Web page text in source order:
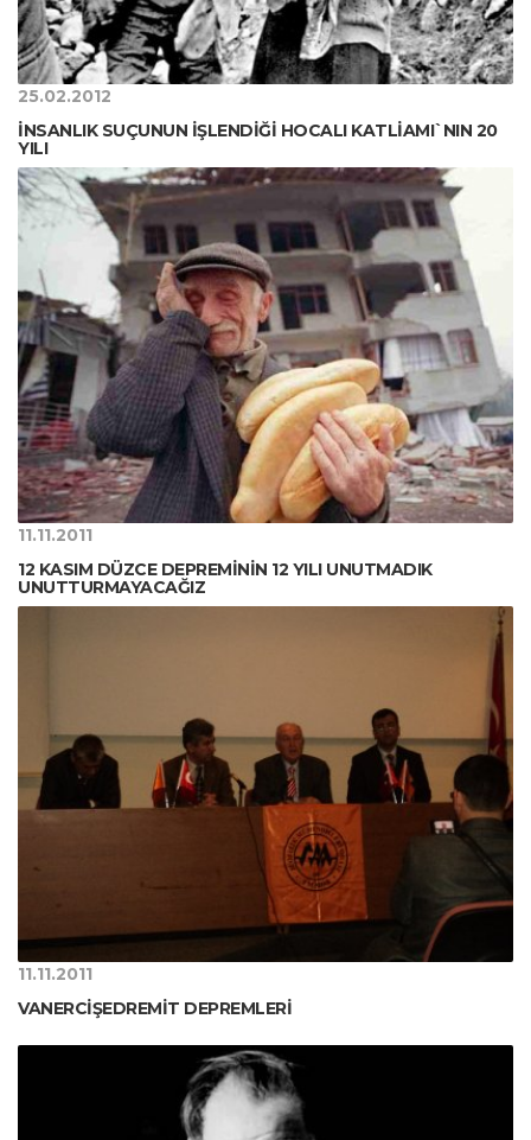
25.02.2012
İNSANLIK SUÇUNUN İŞLENDİĞİ HOCALI KATLİAMI`NIN 20
YILI
11.11.2011
12 KASIM DÜZCE DEPREMİNİN 12 YILI UNUTMADIK
UNUTTURMAYACAĞIZ
11.11.2011
VANERCİŞEDREMİT DEPREMLERİ